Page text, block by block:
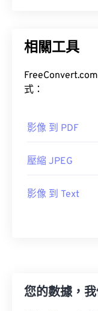
相關工具
式：
影像 到 PDF
壓縮 JPEG
影像 到 Text
您的數據，